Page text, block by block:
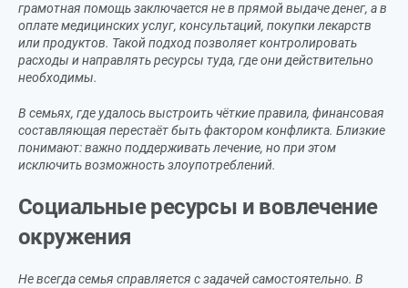
грамотная помощь заключается не в прямой выдаче денег, а в
оплате медицинских услуг, консультаций, покупки лекарств
или продуктов. Такой подход позволяет контролировать
расходы и направлять ресурсы туда, где они действительно
необходимы.
В семьях, где удалось выстроить чёткие правила, финансовая
составляющая перестаёт быть фактором конфликта. Близкие
понимают: важно поддерживать лечение, но при этом
исключить возможность злоупотреблений.
Социальные ресурсы и вовлечение
окружения
Не всегда семья справляется с задачей самостоятельно. В